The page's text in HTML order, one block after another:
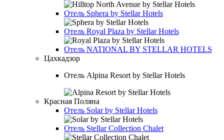
Отель Sphera by Stellar Hotels
Отель Royal Plaza by Stellar Hotels
Отель NATIONAL BY STELLAR HOTELS
Цахкадзор
Отель Alpina Resort by Stellar Hotels
Красная Поляна
Отель Solar by Stellar Hotels
Отель Stellar Collection Chalet